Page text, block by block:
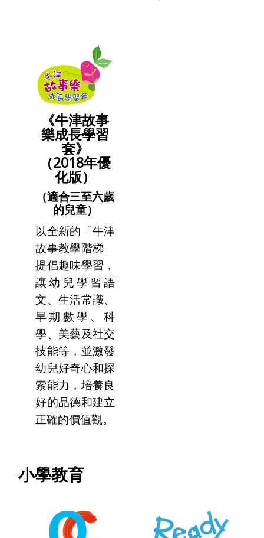
《牛津故事
樂成長學習
套》
（2018年優
化版）
（適合三至六歲
的兒童）
以全新的「牛津
故事教學階梯」
提倡趣味學習，
讓幼兒學習語
文、生活常識、
早期數學、科
學、美藝及社交
技能等，並激發
幼兒好奇心和探
索能力，培養良
好的品德和建立
正確的價值觀。
小學教育